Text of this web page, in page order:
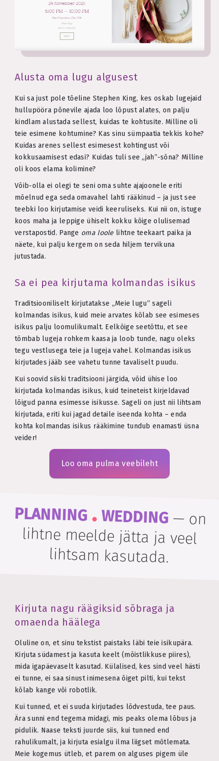
Alusta oma lugu algusest
Kui sa just pole tõeline Stephen King, kes oskab lugejaid
hullupööra põnevile ajada loo lõpust alates, on palju
kindlam alustada sellest, kuidas te kohtusite. Milline oli
teie esimene kohtumine? Kas sinu sümpaatia tekkis kohe?
Kuidas arenes sellest esimesest kohtingust või
kokkusaamisest edasi? Kuidas tuli see „jah”-sõna? Milline
oli koos elama kolimine?
Võib-olla ei olegi te seni oma suhte ajajoonele eriti
mõelnud ega seda omavahel lahti rääkinud – ja just see
teebki loo kirjutamise veidi keeruliseks. Kui nii on, istuge
koos maha ja leppige ühiselt kokku kõige olulisemad
verstapostid. Pange oma loole lihtne teekaart paika ja
näete, kui palju kergem on seda hiljem tervikuna
jutustada.
Sa ei pea kirjutama kolmandas isikus
Traditsiooniliselt kirjutatakse „Meie lugu” sageli
kolmandas isikus, kuid meie arvates kõlab see esimeses
isikus palju loomulikumalt. Eelkõige seetõttu, et see
tõmbab lugeja rohkem kaasa ja loob tunde, nagu oleks
tegu vestlusega teie ja lugeja vahel. Kolmandas isikus
kirjutades jääb see vahetu tunne tavaliselt puudu.
Kui soovid siiski traditsiooni järgida, võid ühise loo
kirjutada kolmandas isikus, kuid teineteist kirjeldavad
lõigud panna esimesse isikusse. Sageli on just nii lihtsam
kirjutada, eriti kui jagad detaile iseenda kohta – enda
kohta kolmandas isikus rääkimine tundub enamasti üsna
veider!
Loo oma pulma veebileht
PLANNING . WEDDING— on
lihtne meelde jätta ja veel
lihtsam kasutada.
Kirjuta nagu räägiksid sõbraga ja
omaenda häälega
Oluline on, et sinu tekstist paistaks läbi teie isikupära.
Kirjuta südamest ja kasuta keelt (mõistlikkuse piires),
mida igapäevaselt kasutad. Külalised, kes sind veel hästi
ei tunne, ei saa sinust inimesena õiget pilti, kui tekst
kõlab kange või robotlik.
Kui tunned, et ei suuda kirjutades lõdvestuda, tee paus.
Ära sunni end tegema midagi, mis peaks olema lõbus ja
pidulik. Naase teksti juurde siis, kui tunned end
rahulikumalt, ja kirjuta esialgu ilma liigset mõtlemata.
Meie kogemus ütleb, et parem on alguses pigem üle